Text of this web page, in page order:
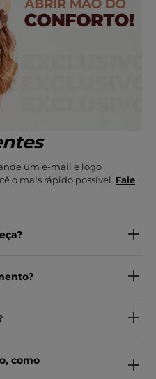
um e-mail e logo
o mais rápido possível. Fale
como